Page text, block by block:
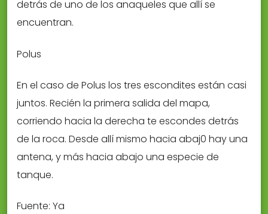
detrás de uno de los anaqueles que allí se
encuentran.
Polus
En el caso de Polus los tres escondites están casi
juntos. Recién la primera salida del mapa,
corriendo hacia la derecha te escondes detrás
de la roca. Desde allí mismo hacia abaj0 hay una
antena, y más hacia abajo una especie de
tanque.
Fuente: Ya